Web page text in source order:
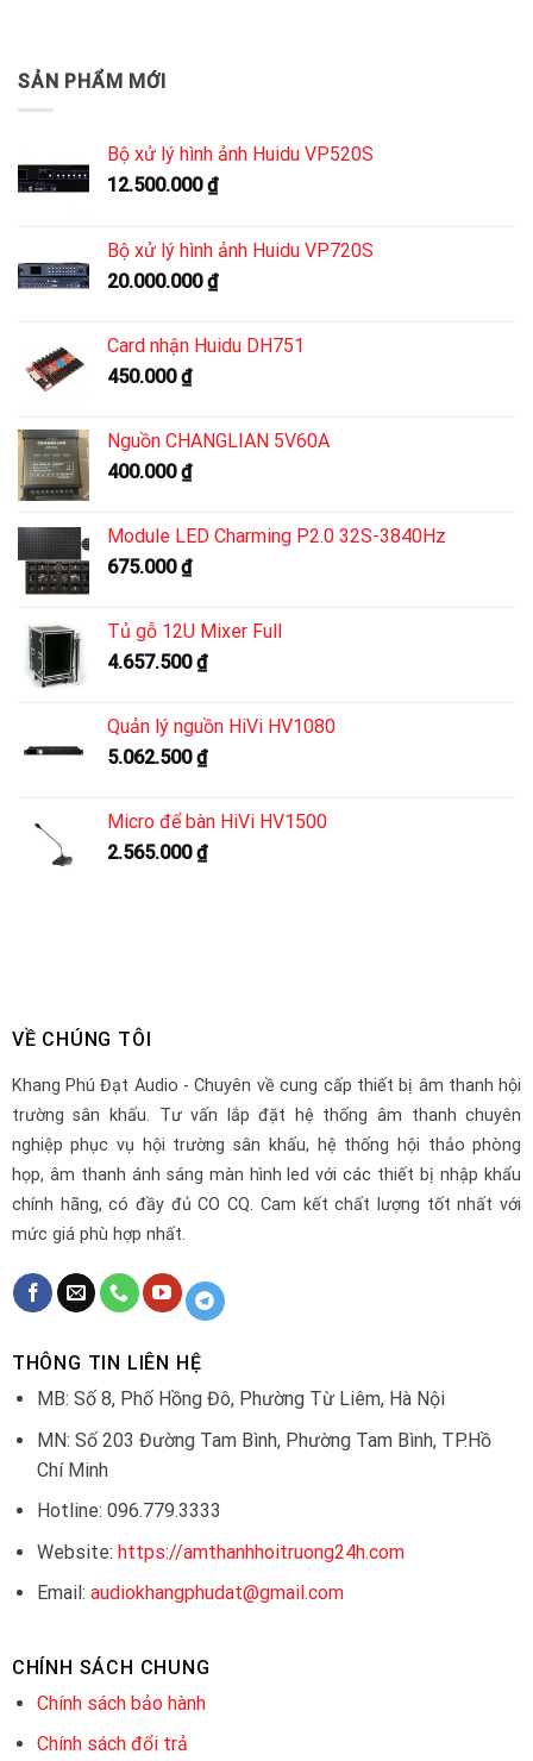
SẢN PHẨM MỚI
Bộ xử lý hình ảnh Huidu VP520S
12.500.000₫
Bộ xử lý hình ảnh Huidu VP720S
20.000.000₫
Card nhận Huidu DH751
450.000₫
Nguồn CHANGLIAN 5V60A
400.000₫
Module LED Charming P2.0 32S-3840Hz
675.000₫
Tủ gỗ 12U Mixer Full
4.657.500₫
Quản lý nguồn HiVi HV1080
5.062.500₫
Micro để bàn HiVi HV1500
2.565.000₫
VỀ CHÚNG TÔI
Khang Phú Đạt Audio - Chuyên về cung cấp thiết bị âm thanh hội
trường sân khấu. Tư vấn lắp đặt hệ thống âm thanh chuyên
nghiệp phục vụ hội trường sân khấu, hệ thống hội thảo phòng
họp, âm thanh ánh sáng màn hình led với các thiết bị nhập khẩu
chính hãng, có đầy đủ CO CQ. Cam kết chất lượng tốt nhất với
mức giá phù hợp nhất.
THÔNG TIN LIÊN HỆ
MB: Số 8, Phố Hồng Đô, Phường Từ Liêm, Hà Nội
MN: Số 203 Đường Tam Bình, Phường Tam Bình, TP.Hồ
Chí Minh
Hotline: 096.779.3333
Website: https://amthanhhoitruong24h.com
Email: audiokhangphudat@gmail.com
CHÍNH SÁCH CHUNG
Chính sách bảo hành
Chính sách đổi trả